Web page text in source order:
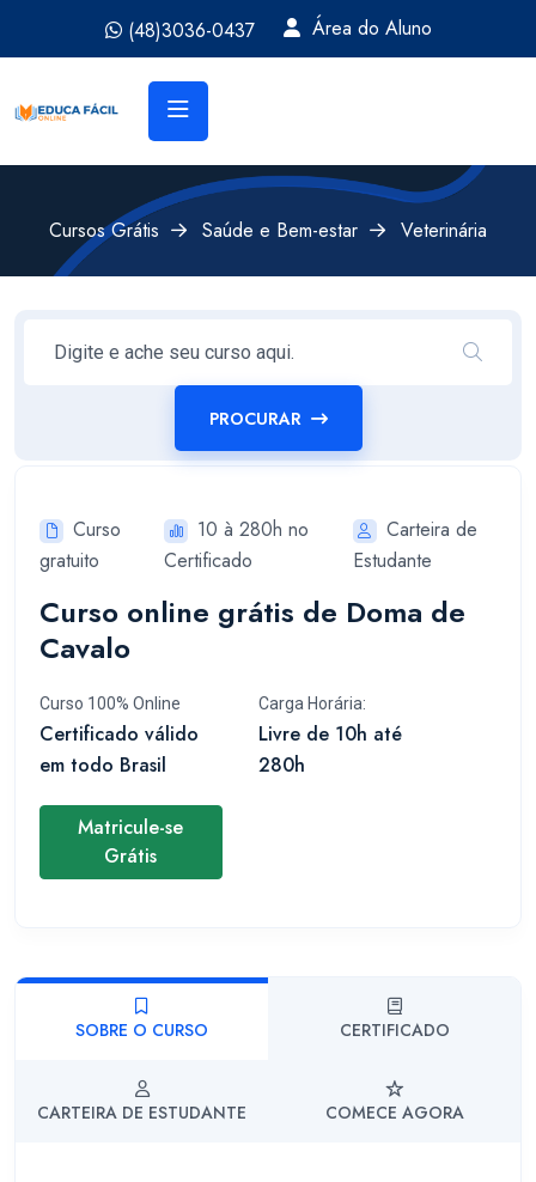
(48)3036-0437 Área do Aluno
Cursos Grátis Saúde e Bem-estar Veterinária
PROCURAR
Curso
gratuito
10 à 280h no
Certificado
Carteira de
Estudante
Curso online grátis de Doma de
Cavalo
Curso 100% Online
Certificado válido
em todo Brasil
Carga Horária:
Livre de 10h até
280h
Matricule-se
Grátis
SOBRE O CURSO CERTIFICADO
CARTEIRA DE ESTUDANTE COMECE AGORA